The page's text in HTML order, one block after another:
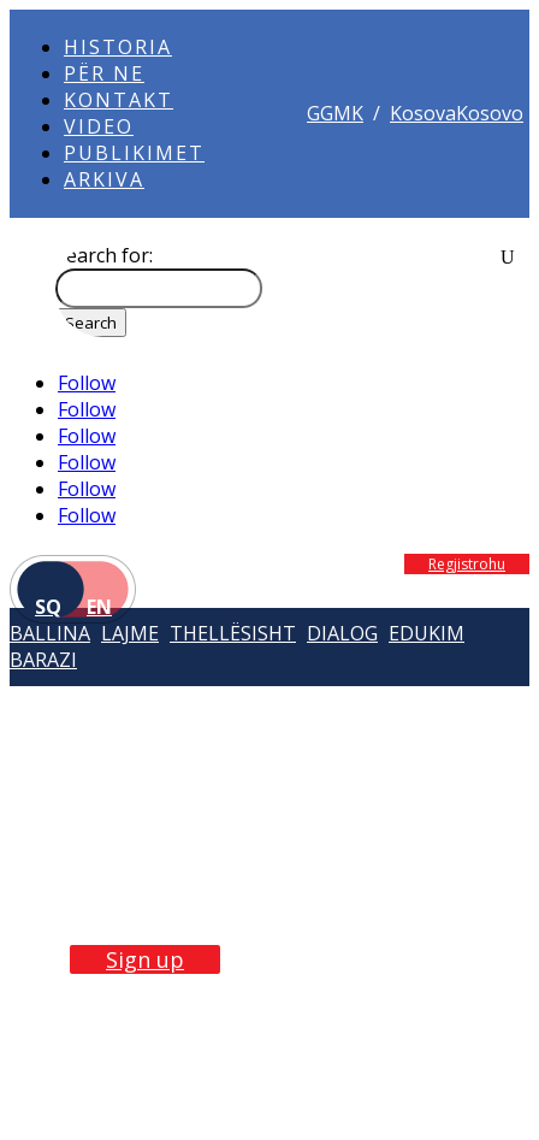
HISTORIA
PËR NE
KONTAKT
VIDEO
PUBLIKIMET
ARKIVA
GGMK / KosovaKosovo
Search for:
Follow
Follow
Follow
Follow
Follow
Follow
SQ EN
Regjistrohu
BALLINA LAJME THELLËSISHT DIALOG EDUKIM
BARAZI
Sign up